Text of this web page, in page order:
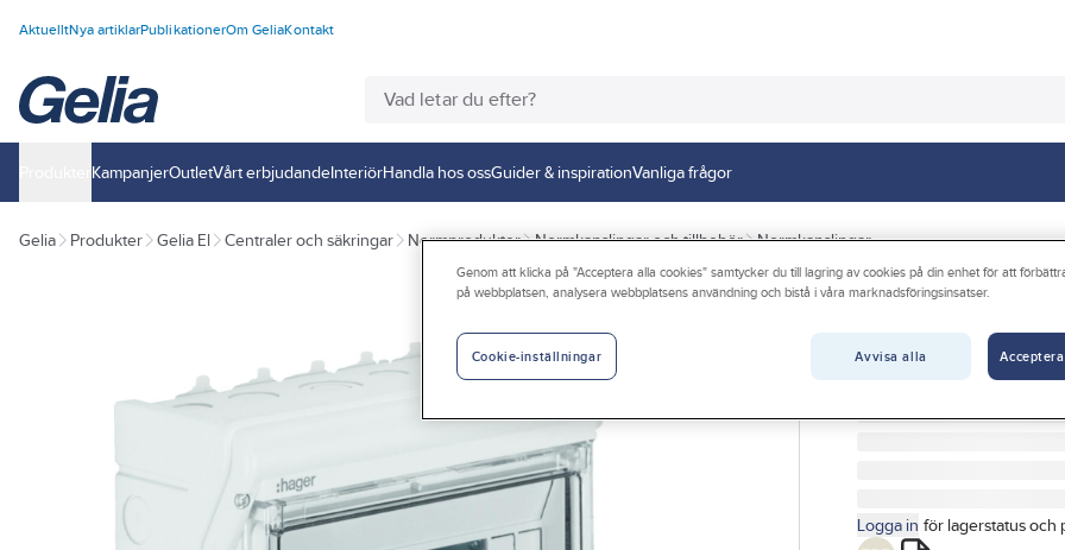
AktuelltNya artiklarPublikationerOm GeliaKontakt
KampanjerOutletVårt erbjudandeInteriörHandla hos ossGuider & inspirationVanliga frågor
Gelia Produkter Gelia El Centraler och säkringar Normprodukter Normkapslingar och tillbehör Normkapslingar
Kapsling
NORMKAPSLING
Logga in för lagerstatus och
Genom att klicka på "Acceptera alla cookies" samtycker du till lagring av cookies på din enhet för att
på webbplatsen, analysera webbplatsens användning och bistå i våra marknadsföringsinsatser.
Avvisa alla
Cookie-inställningar